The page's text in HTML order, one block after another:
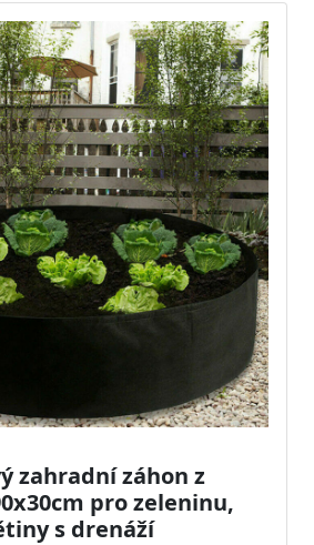
zahradní záhon z
pro zeleninu,
s drenáží